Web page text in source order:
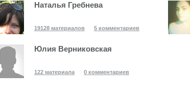
Наталья Гребнева
19128 материалов 5 комментариев
Юлия Верниковская
122 материала 0 комментариев